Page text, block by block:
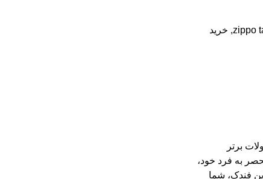
zippo
, خرید
برتر
به فرد خود،
فندک، شما